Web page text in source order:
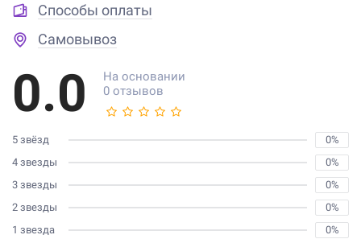
Способы оплаты
Самовывоз
0.0
На основании
0 отзывов
5 звёзд
0%
4 звезды
0%
3 звезды
0%
2 звезды
0%
1 звезда
0%